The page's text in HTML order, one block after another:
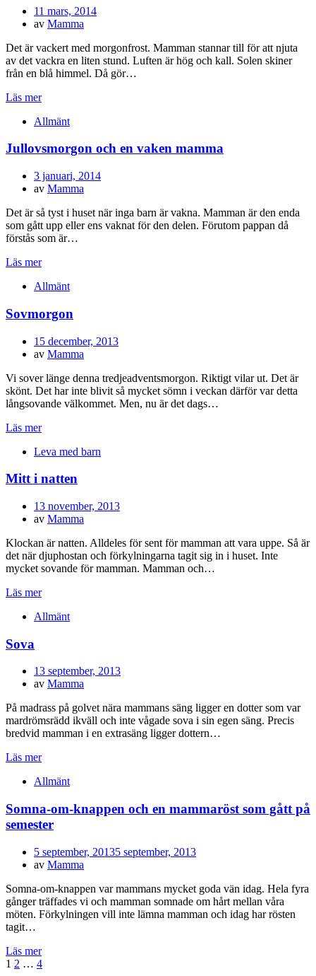
Publicerad
den
11 mars, 2014
av Mamma
Det är vackert med morgonfrost. Mamman stannar till för att njuta
av det vackra en liten stund. Luften är hög och kall. Solen skiner
från en blå himmel. Då gör…
Läs mer
Allmänt
Jullovsmorgon och en vaken mamma
Publicerad
den
3 januari, 2014
av Mamma
Det är så tyst i huset när inga barn är vakna. Mamman är den enda
som gått upp eller ens vaknat för den delen. Förutom pappan då
förstås som är…
Läs mer
Allmänt
Sovmorgon
Publicerad
den
15 december, 2013
av Mamma
Vi sover länge denna tredjeadventsmorgon. Riktigt vilar ut. Det är
skönt. Det har inte blivit så mycket sömn i veckan därför var detta
långsovande välkommet. Men, nu är det dags…
Läs mer
Leva med barn
Mitt i natten
Publicerad
den
13 november, 2013
av Mamma
Klockan är natten. Alldeles för sent för mamman att vara uppe. Så är
det när djuphostan och förkylningarna tagit sig in i huset. Inte
mycket sovande för mamman. Mamman och…
Läs mer
Allmänt
Sova
Publicerad
den
13 september, 2013
av Mamma
På madrass på golvet nära mammans säng ligger en dotter som var
mardrömsrädd ikväll och inte vågade sova i sin egen säng. Precis
bredvid mamman i en extrasäng ligger dottern…
Läs mer
Allmänt
Somna-om-knappen och en mammaröst som gått på
semester
Publicerad
den
5 september, 20135 september, 2013
av Mamma
Somna-om-knappen var mammans mycket goda vän idag. Hela fyra
gånger träffades vi och mamman somnade om hårt mellan våra
möten. Förkylningen vill inte lämna mamman och idag har rösten
tagit…
Läs mer
Inläggsnavigering
Sida
1 Sida
2 … Sida
4Nästa